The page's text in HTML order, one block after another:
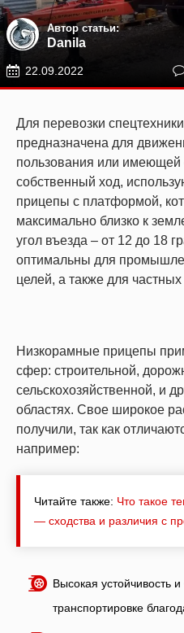
Автор статьи:
Danila
22.09.2022
Для перевозки
предназначена для
пользования или имеющей
собственный ход,
прицепы с платформой,
максимально близко к
угол въезда – от 12 до 18
оптимальны для
целей, а также для
Низкорамные прицепы
сфер: строительной,
сельскохозяйственной, и
областях. Свое широкое
получили, так как
например:
Читайте также: Что такое
— сходства и различия с
Высокая устойчивость
транспортировке